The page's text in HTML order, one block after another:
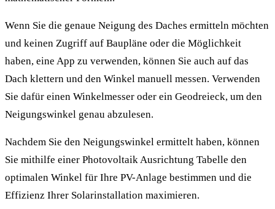
Wenn Sie die genaue Neigung des Daches ermitteln möchten
und keinen Zugriff auf Baupläne oder die Möglichkeit
haben, eine App zu verwenden, können Sie auch auf das
Dach klettern und den Winkel manuell messen. Verwenden
Sie dafür einen Winkelmesser oder ein Geodreieck, um den
Neigungswinkel genau abzulesen.
Nachdem Sie den Neigungswinkel ermittelt haben, können
Sie mithilfe einer Photovoltaik Ausrichtung Tabelle den
optimalen Winkel für Ihre PV-Anlage bestimmen und die
Effizienz Ihrer Solarinstallation maximieren.